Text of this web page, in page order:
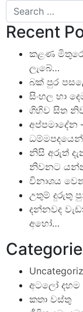
Search
Recent
කළණ
ලැබේ…
බක් පුර
සිංහල හා
ගිහිව සිත
අප්පමාදේන
නිසි අරුත්
නිවනට
විනාශය
උතුම් දුරුතු
දන්නවද
අහෝ…
අටලෝ දහම
කතා වස්තු